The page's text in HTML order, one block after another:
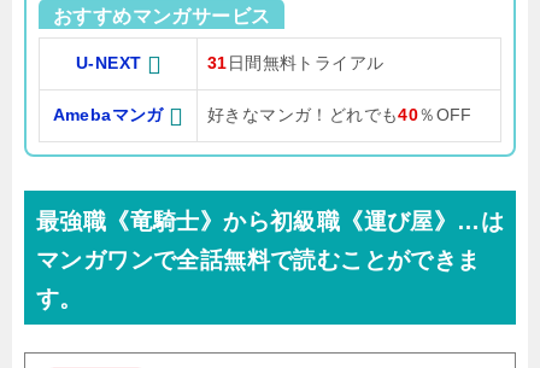
おすすめマンガサービス
U-NEXT 31 日間無料トライアル
Amebaマンガ 好きなマンガ！どれでも40％OFF
最強職《竜騎士》から初級職《運び屋》…は
マンガワンで全話無料で読むことができま
す。